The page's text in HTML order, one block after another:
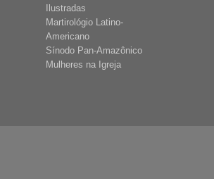
Ilustradas
Martirológio Latino-
Americano
Sínodo Pan-Amazônico
Mulheres na Igreja